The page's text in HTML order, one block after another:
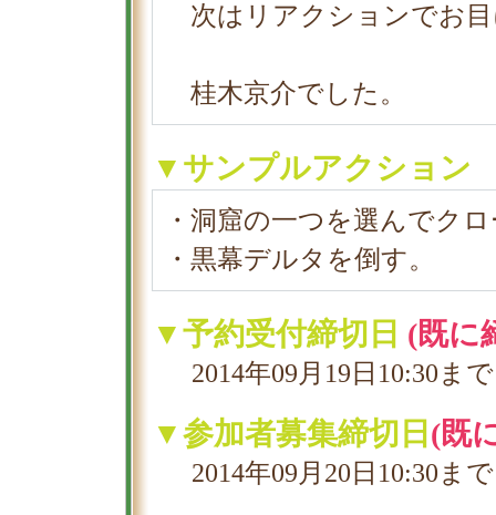
次はリアクションでお
桂木京介でした。
▼サンプルアクション
・洞窟の一つを選んでク
・黒幕デルタを倒す。
▼予約受付締切日 (既に
2014年09月19日10:30まで
▼参加者募集締切日 (既
2014年09月20日10:30まで